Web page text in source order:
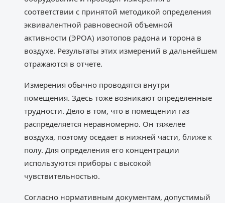
соответствии с принятой методикой определения
эквивалентной равновесной объемной
активности (ЭРОА) изотопов радона и торона в
воздухе. Результаты этих измерений в дальнейшем
отражаются в отчете.
Измерения обычно проводятся внутри
помещения. Здесь тоже возникают определенные
трудности. Дело в том, что в помещении газ
распределяется неравномерно. Он тяжелее
воздуха, поэтому оседает в нижней части, ближе к
полу. Для определения его концентрации
используются приборы с высокой
чувствительностью.
Согласно нормативным документам, допустимый